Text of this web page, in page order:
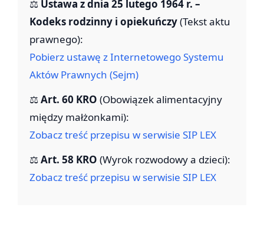
⚖️ Ustawa z dnia 25 lutego 1964 r. –
Kodeks rodzinny i opiekuńczy(Tekst aktu
prawnego):
Pobierz ustawę z Internetowego Systemu
Aktów Prawnych (Sejm)
⚖️Art. 60 KRO (Obowiązek alimentacyjny
między małżonkami):
Zobacz treść przepisu w serwisie SIP LEX
⚖️Art. 58 KRO (Wyrok rozwodowy a dzieci):
Zobacz treść przepisu w serwisie SIP LEX